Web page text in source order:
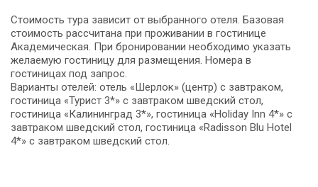
Стоимость тура зависит от выбранного отеля. Базовая
стоимость рассчитана при проживании в гостинице
Академическая. При бронировании необходимо указать
желаемую гостиницу для размещения. Номера в
гостиницах под запрос.
Варианты отелей: отель «Шерлок» (центр) с завтраком,
гостиница «Турист 3*» с завтраком шведский стол,
гостиница «Калининград 3*», гостиница «Holiday Inn 4*» с
завтраком шведский стол, гостиница «Radisson Blu Hotel
4*» с завтраком шведский стол.